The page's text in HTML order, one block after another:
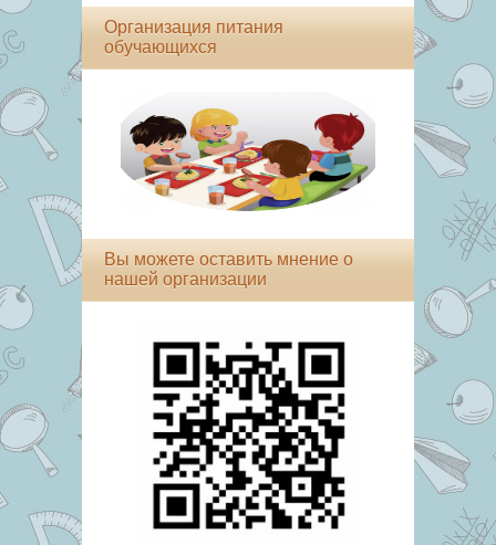
Организация питания
обучающихся
Вы можете оставить мнение о
нашей организации